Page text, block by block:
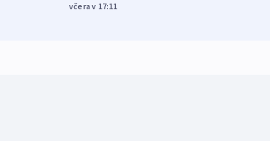
včera v 17:11